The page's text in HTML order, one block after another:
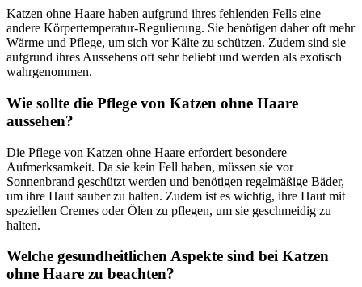
Katzen ohne Haare haben aufgrund ihres fehlenden Fells eine
andere Körpertemperatur-Regulierung. Sie benötigen daher oft mehr
Wärme und Pflege, um sich vor Kälte zu schützen. Zudem sind sie
aufgrund ihres Aussehens oft sehr beliebt und werden als exotisch
wahrgenommen.
Wie sollte die Pflege von Katzen ohne Haare
aussehen?
Die Pflege von Katzen ohne Haare erfordert besondere
Aufmerksamkeit. Da sie kein Fell haben, müssen sie vor
Sonnenbrand geschützt werden und benötigen regelmäßige Bäder,
um ihre Haut sauber zu halten. Zudem ist es wichtig, ihre Haut mit
speziellen Cremes oder Ölen zu pflegen, um sie geschmeidig zu
halten.
Welche gesundheitlichen Aspekte sind bei Katzen
ohne Haare zu beachten?